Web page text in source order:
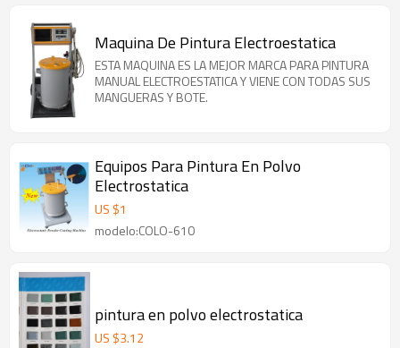
Maquina De Pintura Electroestatica
ESTA MAQUINA ES LA MEJOR MARCA PARA PINTURA
MANUAL ELECTROESTATICA Y VIENE CON TODAS SUS
MANGUERAS Y BOTE.
Equipos Para Pintura En Polvo
Electrostatica
US $1
modelo:COLO-610
pintura en polvo electrostatica
US $3.12